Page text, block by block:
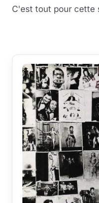
YouTube · le
C'est tout pour cette